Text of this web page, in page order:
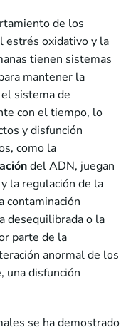
de los
estrés oxidativo y la
tienen sistemas
mantener la
sistema de
con el tiempo, lo
y disfunción
como la
del ADN, juegan
la regulación de la
contaminación
desequilibrada o la
parte de la
anormal de los
una disfunción
se ha demostrado